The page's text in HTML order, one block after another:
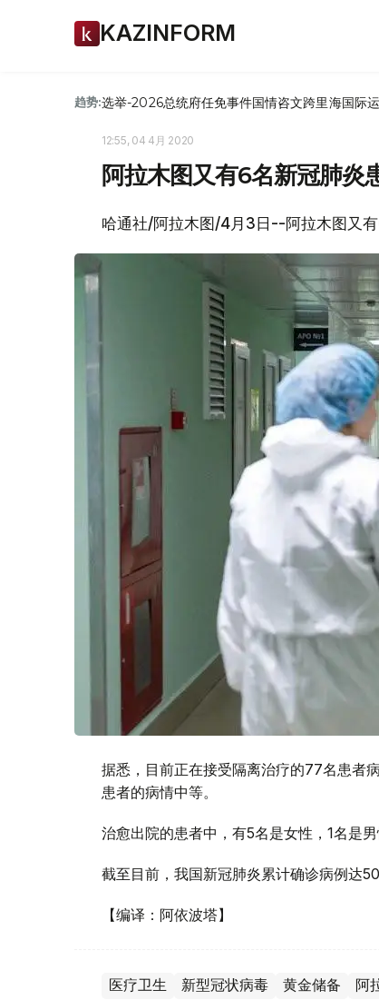
KAZINFORM
趋势:选举-2026总统府任免事件国情咨文跨里海国际
12:55, 04 4月 2020
阿拉木图又有6名新冠肺炎
哈通社/阿拉木图/4月3日--阿拉木图又有
据悉，目前正在接受隔离治疗的77名患者
患者的病情中等。
治愈出院的患者中，有5名是女性，1名是男
截至目前，我国新冠肺炎累计确诊病例达
【编译：阿依波塔】
医疗卫生 新型冠状病毒 黄金储备 阿